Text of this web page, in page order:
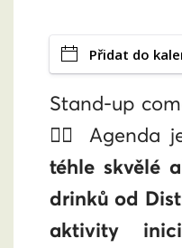
Přidat do
Stand-up
🏳️‍🌈 Agenda
téhle skvělé
drinků od
aktivity